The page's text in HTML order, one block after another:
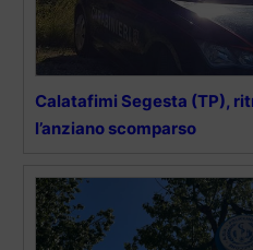
Calatafimi Segesta (TP),
l’anziano scomparso